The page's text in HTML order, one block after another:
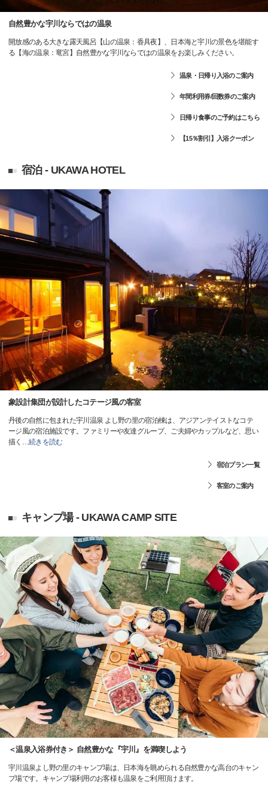
自然豊かな宇川ならではの温泉
開放感のある大きな露天風呂【山の温泉：香具夜】、日本海と宇川の景色を堪能す
る【海の温泉：竜宮】自然豊かな宇川ならではの温泉をお楽しみください。
温泉・日帰り入浴のご案内
年間利用券/回数券のご案内
日帰り食事のご予約はこちら
【15％割引】入浴クーポン
宿泊 - UKAWA HOTEL
象設計集団が設計したコテージ風の客室
丹後の自然に包まれた宇川温泉 よし野の里の宿泊棟は、アジアンテイストなコテ
ージ風の宿泊施設です。ファミリーや友達グループ、ご夫婦やカップルなど、思い
描く …続きを読む
宿泊プラン一覧
客室のご案内
キャンプ場 - UKAWA CAMP SITE
＜温泉入浴券付き＞ 自然豊かな『宇川』を満喫しよう
宇川温泉よし野の里のキャンプ場は、日本海を眺められる自然豊かな高台のキャン
プ場です。キャンプ場利用のお客様も温泉をご利用頂けます。